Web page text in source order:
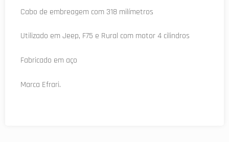
Cabo de embreagem com 318 milímetros
Utilizado em Jeep, F75 e Rural com motor 4 cilindros
Fabricado em aço
Marca Efrari.